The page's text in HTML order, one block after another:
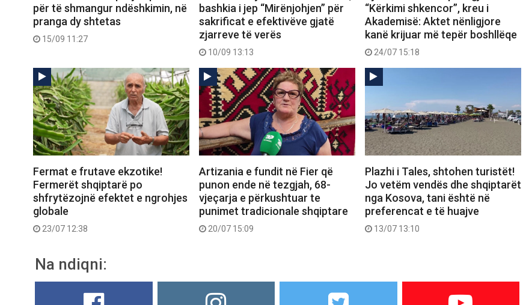
për të shmangur ndëshkimin, në
pranga dy shtetas
15/09 11:27
bashkia i jep “Mirënjohjen” për
sakrificat e efektivëve gjatë
zjarreve të verës
10/09 13:13
“Kërkimi shkencor”, kreu i
Akademisë: Aktet nënligjore
kanë krijuar më tepër boshllëqe
24/07 15:18
Fermat e frutave ekzotike!
Fermerët shqiptarë po
shfrytëzojnë efektet e ngrohjes
globale
23/07 12:38
Artizania e fundit në Fier që
punon ende në tezgjah, 68-
vjeçarja e përkushtuar te
punimet tradicionale shqiptare
20/07 15:09
Plazhi i Tales, shtohen turistët!
Jo vetëm vendës dhe shqiptarët
nga Kosova, tani është në
preferencat e të huajve
13/07 13:10
Na ndiqni: